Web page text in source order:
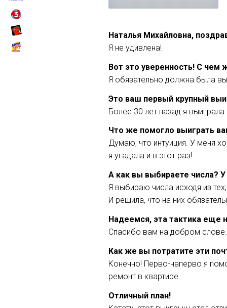
Наталья Михайловна,
Я не удивлена!
Вот это уверенность! С чем
Я обязательно должна была
Это ваш первый крупный
Более 30 лет назад я
Что же помогло выиграть
Думаю, что интуиция. У меня
я угадала и в этот раз!
А как вы выбираете числа?
Я выбираю числа исходя из
И решила, что на них
Надеемся, эта тактика еще
Спасибо вам на добром слове.
Как же вы потратите эти
Конечно! Перво-наперво я
ремонт в квартире.
Отличный план!